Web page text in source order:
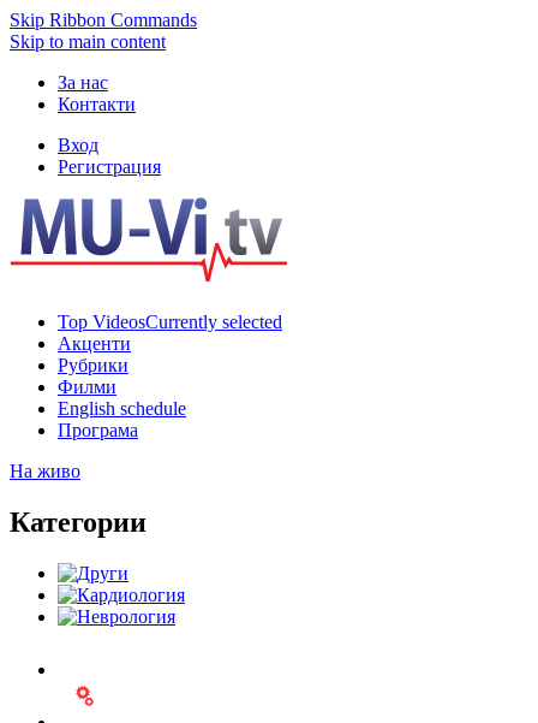
Skip Ribbon Commands
Skip to main content
За нас
Контакти
Вход
Регистрация
Top VideosCurrently selected
Акценти
Рубрики
Филми
English schedule
Програма
На живо
Категории